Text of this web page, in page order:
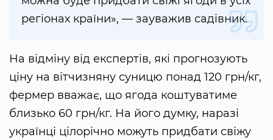
регіонах країни», — зауважив садівник.
На відміну від експертів, які прогнозують
ціну на вітчизняну суницю понад 120 грн/кг,
фермер вважає, що ягода коштуватиме
близько 60 грн/кг. На його думку, наразі
українці цілорічно можуть придбати свіжу